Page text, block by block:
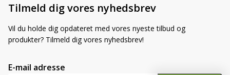
Tilmeld dig vores nyhedsbrev
Vil du holde dig opdateret med vores nyeste tilbud og
produkter? Tilmeld dig vores nyhedsbrev!
E-mail adresse